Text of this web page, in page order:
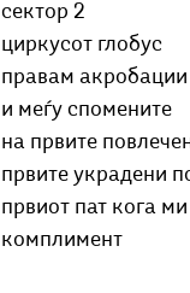
сектор 2
циркусот глобус
правам
и меѓу спомените
на првите
првите украдени
првиот пат кога
комплимент